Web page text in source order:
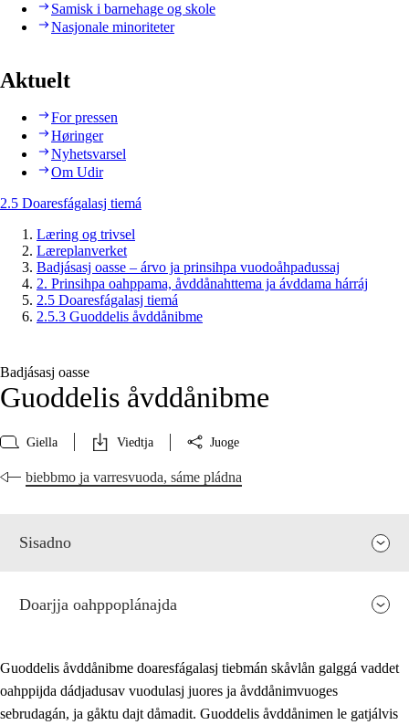
Samisk i barnehage og skole
Nasjonale minoriteter
Aktuelt
For pressen
Høringer
Nyhetsvarsel
Om Udir
2.5 Doaresfágalasj tiemá
Læring og trivsel
Læreplanverket
Badjásasj oasse – árvo ja prinsihpa vuodoåhpadussaj
2. Prinsihpa oahppama, åvddånahttema ja ávddama hárráj
2.5 Doaresfágalasj tiemá
2.5.3 Guoddelis åvddånibme
Badjásasj oasse
Guoddelis åvddånibme
Giella Viedtja Juoge
biebbmo ja varresvuoda, sáme pládna
Sisadno
Doarjja oahppoplánajda
Guoddelis åvddånibme doaresfágalasj tiebmán skåvlån galggá vaddet
oahppijda dádjadusav vuodulasj juores ja åvddånimvuoges
sebrudagán, ja gåktu dajt dåmadit. Guoddelis åvddånimen le gatjálvis